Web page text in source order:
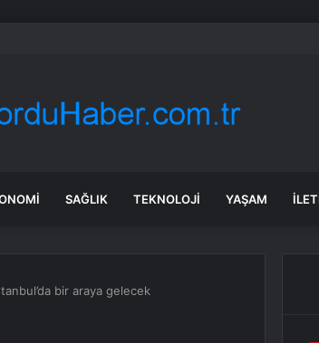
12 Ağustos’ta yüzde 6,6 hareket edebilir
SAĞLIK TEKNOLOJI YAŞAM
bir araya gelecek